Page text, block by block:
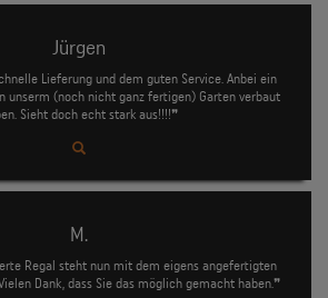
Jürgen
Lieferung und dem guten Service. Anbei ein
unserm (noch nicht ganz fertigen) Garten verbaut
Sieht doch echt stark aus!!!!❞
M.
Regal steht nun mit dem eigens angefertigten
Dank, dass Sie das möglich gemacht haben.❞